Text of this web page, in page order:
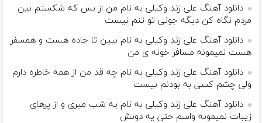
دانلود آهنگ علی زند وکیلی به نام من از بس كه شكستم بین
مردم نگاه كن دیگه جونى تو تنم نیست
دانلود آهنگ علی زند وکیلی به نام ببین تا جاده هست و همسفر
هست نمیمونه مسافر خونه ی من
دانلود آهنگ علی زند وکیلی به نام چه قد من از همه خاطره دارم
ولی چشم كسی به بودنم نیست
دانلود آهنگ علی زند وکیلی به نام یه شب میرى و از پرهای
زيبات نمیمونه واسم حتی یه دونش